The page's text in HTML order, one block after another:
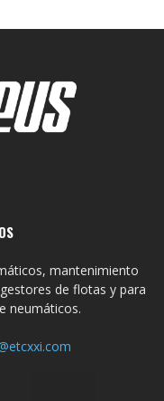
mantenimiento
de flotas y para
neumáticos.